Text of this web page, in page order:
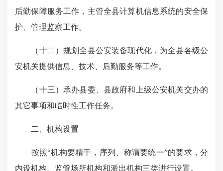
后勤保障服务工作，主管全县计算机信息系统的安全保
护、管理监察工作。
（十二）规划全县公安装备现代化，为全县各级公
安机关提供信息、技术、后勤服务等工作。
（十三）承办县委、县政府和上级公安机关交办的
其它事项和临时性工作任务。
二、机构设置
按照“机构要精干，序列、称谓要统一”的要求，分
内设机构、监管场所机构和派出机构三类进行设置。